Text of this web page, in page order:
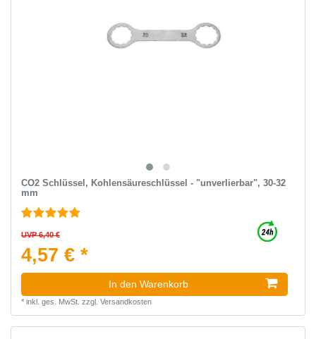
CO2 Schlüssel, Kohlensäureschlüssel - "unverlierbar", 30-32
mm
UVP 6,40 €
4,57 € *
In den Warenkorb
* inkl. ges. MwSt. zzgl. Versandkosten